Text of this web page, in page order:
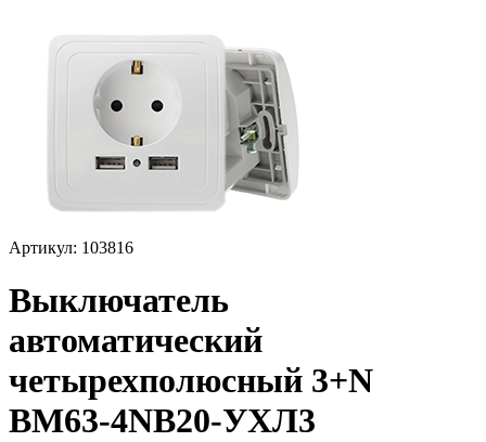
Артикул: 103816
Выключатель
автоматический
четырехполюсный 3+N
BM63-4NB20-УХЛ3